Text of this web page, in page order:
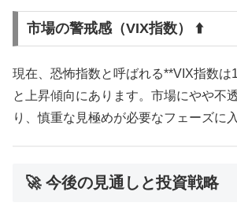
市場の警戒感（VIX指数） ⬆️
現在、恐怖指数と呼ばれる**VIX指数は
と上昇傾向にあります。市場にやや不
り、慎重な見極めが必要なフェーズに
🚀 今後の見通しと投資戦略